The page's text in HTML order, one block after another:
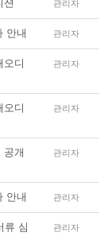
션 관리자
안내 관리자
오디
관리자
오디
관리자
공개
관리자
안내 관리자
류 심
관리자